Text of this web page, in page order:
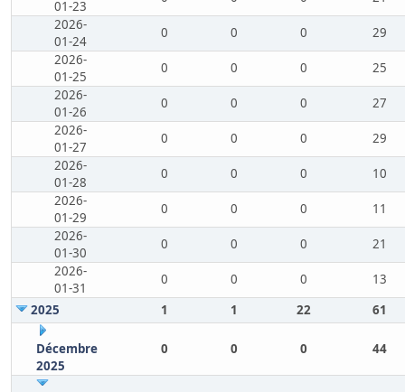
01-23
2026-
01-24
0 0 0
29
2026-
01-25
0 0 0
25
2026-
01-26
0 0 0
27
2026-
01-27
0 0 0
29
2026-
01-28
0 0 0
10
2026-
01-29
0 0 0
11
2026-
01-30
0 0 0
21
2026-
01-31
0 0 0
13
2025
1 1 22 61
Décembre
2025
0 0 0 44